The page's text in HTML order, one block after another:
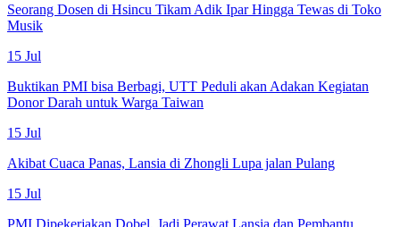
Seorang Dosen di Hsincu Tikam Adik Ipar Hingga Tewas di Toko
Musik
15 Jul
Buktikan PMI bisa Berbagi, UTT Peduli akan Adakan Kegiatan
Donor Darah untuk Warga Taiwan
15 Jul
Akibat Cuaca Panas, Lansia di Zhongli Lupa jalan Pulang
15 Jul
PMI Dipekerjakan Dobel, Jadi Perawat Lansia dan Pembantu